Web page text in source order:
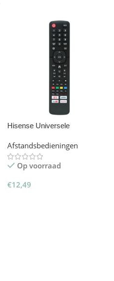
Hisense Universele
Remote
Afstandsbedieningen
Op voorraad
€12,49